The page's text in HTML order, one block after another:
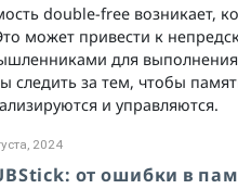
double-free возникает,
может привести к
для выполнения
следить за тем, чтобы
и управляются.
2024
от ошибки в